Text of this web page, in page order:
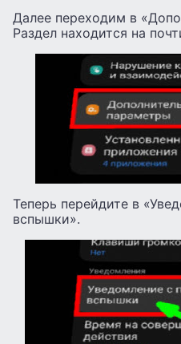
Далее переходим в
Раздел находится на
Теперь перейдите в
вспышки».